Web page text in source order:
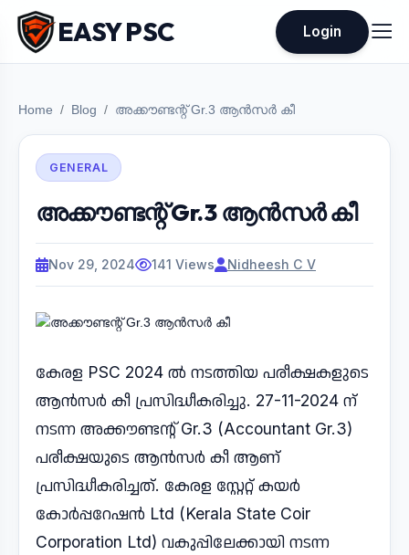
EASY PSC Login
Home Blog അക്കൗണ്ടന്റ് Gr.3 ആൻസർ കീ
GENERAL
അക്കൗണ്ടന്റ് Gr.3 ആൻസർ കീ
Nov 29, 2024 141 Views Nidheesh C V
കേരള PSC 2024 ൽ നടത്തിയ പരീക്ഷകളുടെ
ആൻസർ കീ പ്രസിദ്ധീകരിച്ചു. 27-11-2024 ന്
നടന്ന അക്കൗണ്ടന്റ് Gr.3 (Accountant Gr.3)
പരീക്ഷയുടെ ആൻസർ കീ ആണ്
പ്രസിദ്ധീകരിച്ചത്. കേരള സ്റ്റേറ്റ് കയർ
കോർപ്പറേഷൻ Ltd (Kerala State Coir
Corporation Ltd) വകുപ്പിലേക്കായി നടന്ന